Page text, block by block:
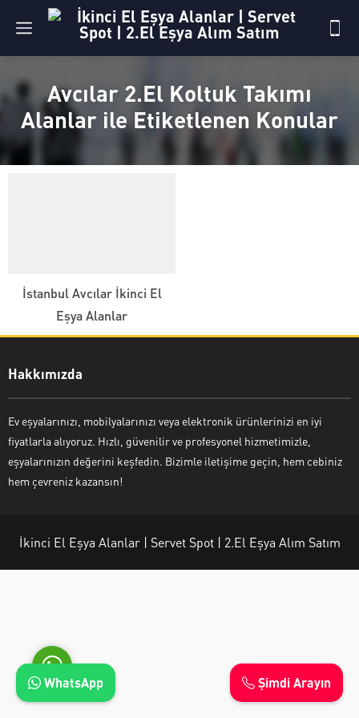
Avcılar 2.El Koltuk Takımı
Alanlar ile Etiketlenen Konular
İstanbul Avcılar İkinci El
Eşya Alanlar
Hakkımızda
Ev eşyalarınızı, mobilyalarınızı veya elektronik ürünlerinizi en iyi
fiyatlarla alıyoruz. Hızlı, güvenilir ve profesyonel hizmetimizle,
eşyalarınızın değerini keşfedin. Bizimle iletişime geçin, hem cebiniz
hem çevreniz kazansın!
İkinci El Eşya Alanlar | Servet Spot | 2.El Eşya Alım Satım
Ayşe Yılmaz
Şimdi Arayın
WhatsApp